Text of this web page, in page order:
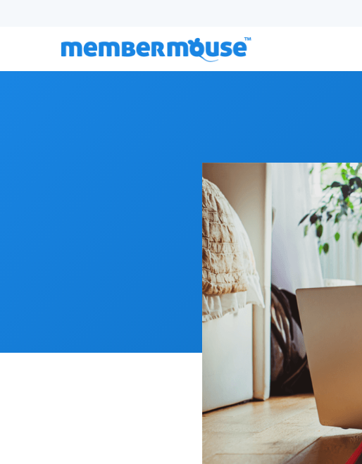
Épisode 179 :Ce qu'il faut vraiment pour développer une